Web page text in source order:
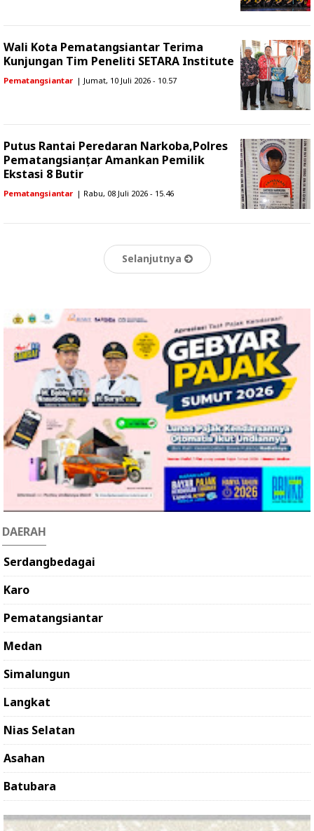
Wali Kota Pematangsiantar Terima
Kunjungan Tim Peneliti SETARA Institute
Pematangsiantar | Jumat, 10 Juli 2026 - 10.57
Putus Rantai Peredaran Narkoba,Polres
Pematangsianțar Amankan Pemilik
Ekstasi 8 Butir
Pematangsiantar | Rabu, 08 Juli 2026 - 15.46
Selanjutnya
DAERAH
Serdangbedagai
Karo
Pematangsiantar
Medan
Simalungun
Langkat
Nias Selatan
Asahan
Batubara